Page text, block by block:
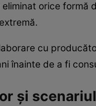
orice
cu
înainte de a fi
și